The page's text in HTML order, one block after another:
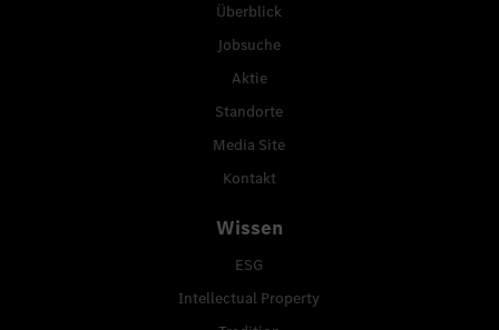
Überblick
Jobsuche
Aktie
Standorte
Media Site
Kontakt
Wissen
ESG
Intellectual Property